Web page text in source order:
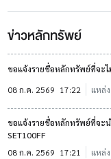
ข่าวหลักทรัพย์
ขอแจ้งรายชื่อหลักทรัพย์ที่จะ
08 ก.ค. 2569 17:22 แหล่
ขอแจ้งรายชื่อหลักทรัพย์ที่จะ
SET100FF
08 ก.ค. 2569 17:21 แหล่